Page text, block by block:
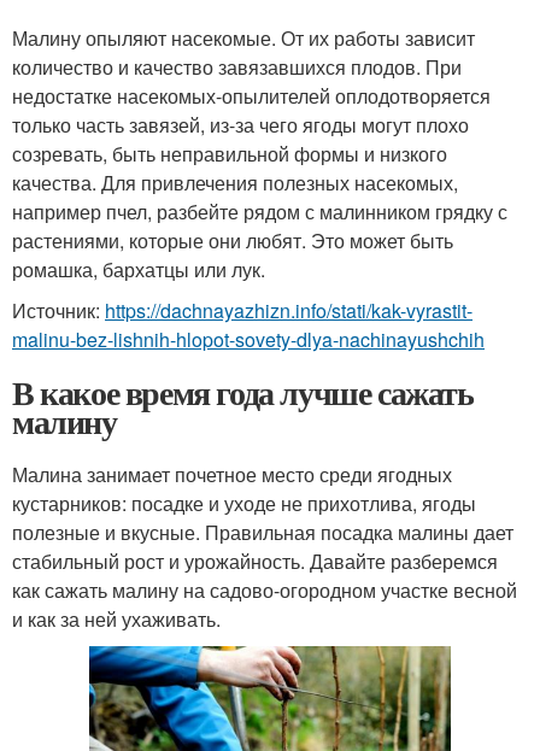
Малину опыляют насекомые. От их работы зависит
количество и качество завязавшихся плодов. При
недостатке насекомых-опылителей оплодотворяется
только часть завязей, из-за чего ягоды могут плохо
созревать, быть неправильной формы и низкого
качества. Для привлечения полезных насекомых,
например пчел, разбейте рядом с малинником грядку с
растениями, которые они любят. Это может быть
ромашка, бархатцы или лук.
Источник: https://dachnayazhizn.info/stati/kak-vyrastit-
malinu-bez-lishnih-hlopot-sovety-dlya-nachinayushchih
В какое время года лучше сажать
малину
Малина занимает почетное место среди ягодных
кустарников: посадке и уходе не прихотлива, ягоды
полезные и вкусные. Правильная посадка малины дает
стабильный рост и урожайность. Давайте разберемся
как сажать малину на садово-огородном участке весной
и как за ней ухаживать.